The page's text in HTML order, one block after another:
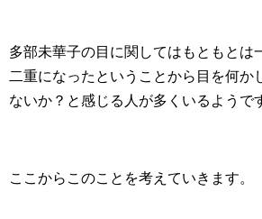
多部未華子の目に関してはもともとは
二重になったということから目を何か
ないか？と感じる人が多くいるようで
ここからこのことを考えていきます。